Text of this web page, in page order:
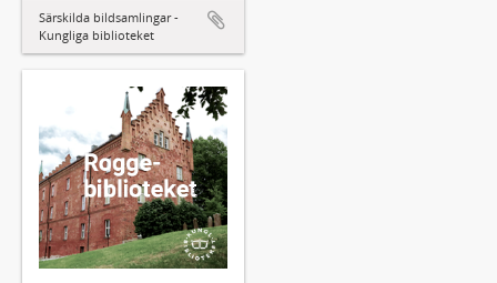
Särskilda bildsamlingar -
Kungliga biblioteket